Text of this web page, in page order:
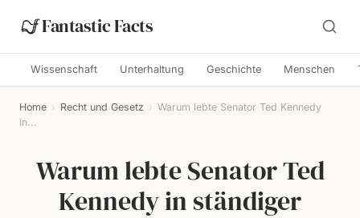
Fantastic Facts
Wissenschaft Unterhaltung Geschichte Menschen
Home › Recht und Gesetz › Warum lebte Senator Ted Kennedy
in...
Warum lebte Senator Ted
Kennedy in ständiger